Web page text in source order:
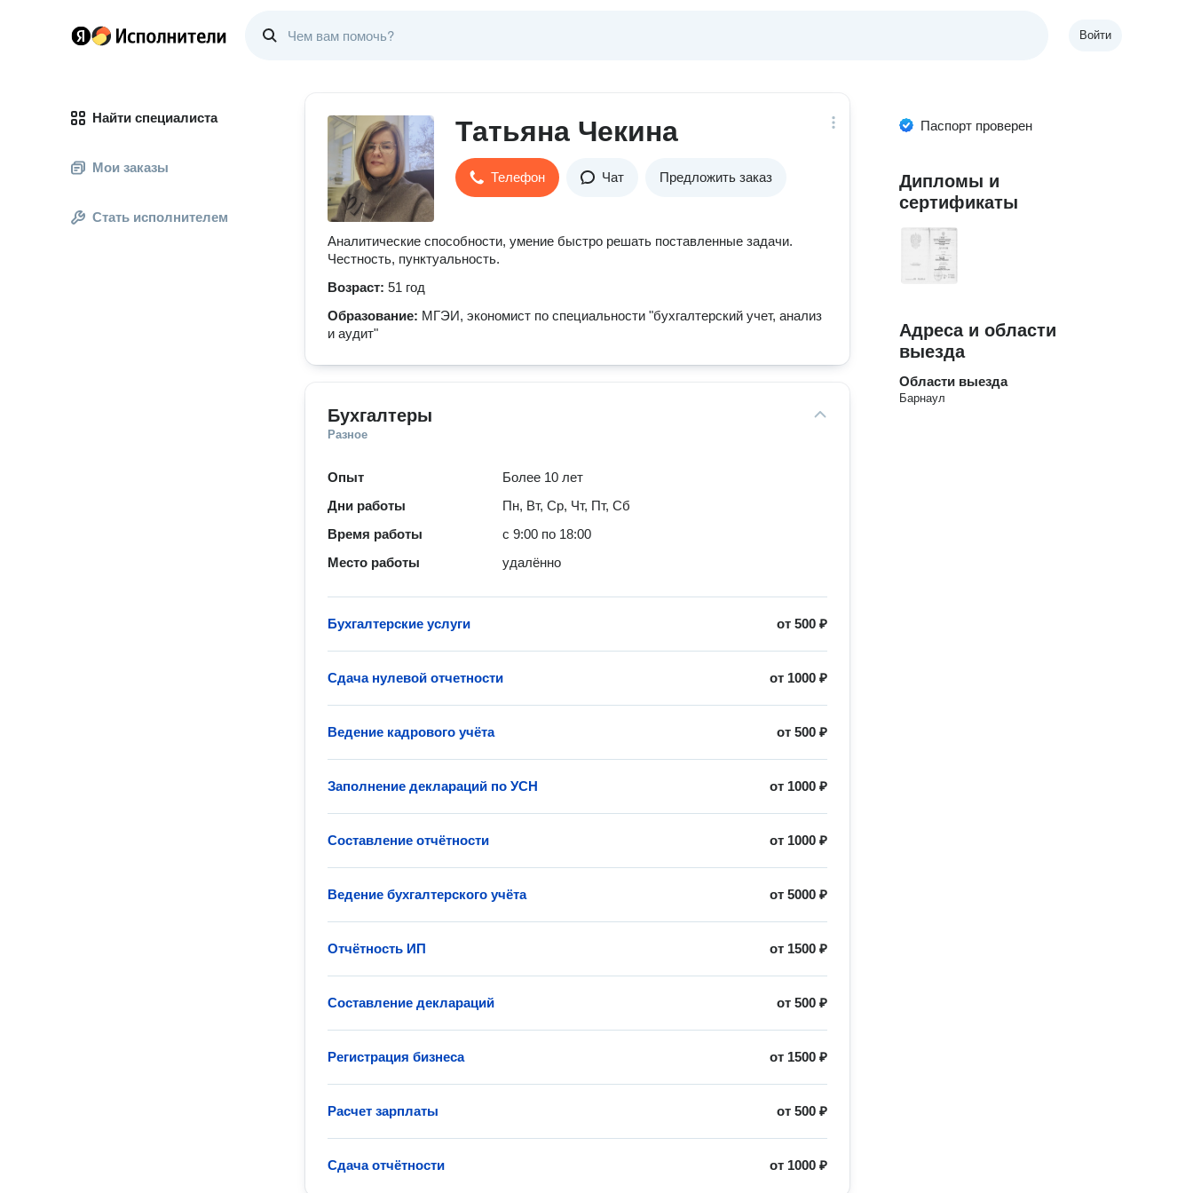
Войти
Найти специалиста
Мои заказы
Стать исполнителем
Татьяна Чекина
Телефон Чат Предложить заказ
Аналитические способности, умение быстро решать поставленные задачи.
Честность, пунктуальность.
Возраст: 51 год
Образование: МГЭИ, экономист по специальности "бухгалтерский учет, анализ
и аудит"
Бухгалтеры
Разное
Опыт
Более 10 лет
Дни работы
Пн, Вт, Ср, Чт, Пт, Сб
Время работы
с 9:00 по 18:00
Место работы
удалённо
от500 ₽
Бухгалтерские услуги
от 1000 ₽
Сдача нулевой отчетности
от500 ₽
Ведение кадрового учёта
от 1000 ₽
Заполнение деклараций по УСН
от 1000 ₽
Составление отчётности
от5000 ₽
Ведение бухгалтерского учёта
от 1500 ₽
Отчётность ИП
от500 ₽
Составление деклараций
от 1500 ₽
Регистрация бизнеса
от500 ₽
Расчет зарплаты
от 1000 ₽
Сдача отчётности
Паспорт проверен
Дипломы и
сертификаты
Адреса и области
выезда
Области выезда
Барнаул